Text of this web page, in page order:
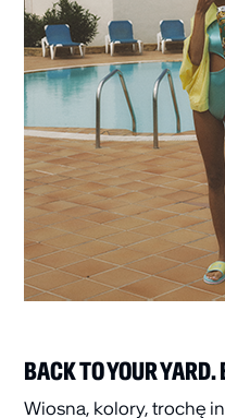
BACK TO YOUR
Wiosna, kolory, trochę